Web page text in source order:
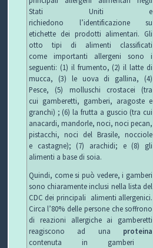
Stati Uniti e
richiedono l’identificazione su
etichette dei prodotti alimentari. Gli
otto tipi di alimenti classificati
come importanti allergeni sono i
seguenti: (1) il frumento, (2) il latte di
mucca, (3) le uova di gallina, (4)
Pesce, (5) molluschi crostacei (tra
cui gamberetti, gamberi, aragoste e
granchi) ; (6) la frutta a guscio (tra cui
anacardi, mandorle, noci, noci pecan,
pistacchi, noci del Brasile, nocciole
e castagne); (7) arachidi; e (8) gli
alimenti a base di soia.
Quindi, come si può vedere, i gamberi
sono chiaramente inclusi nella lista del
CDC dei principali alimenti allergenici.
Circa l’80% delle persone che soffrono
di reazioni allergiche ai gamberetti
reagiscono ad una proteina
contenuta in gamberi